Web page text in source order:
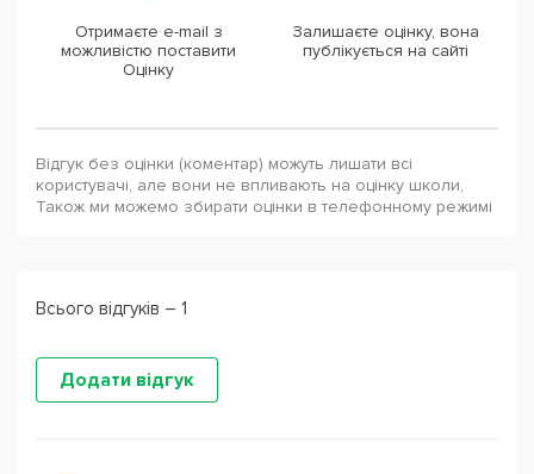
Отримаєте e-mail з
можливістю поставити
Оцінку
Залишаєте оцінку, вона
публікується на сайті
Відгук без оцінки (коментар) можуть лишати всі
користувачі, але вони не впливають на оцінку школи,
Також ми можемо збирати оцінки в телефонному режимі
Всього відгуків – 1
Додати відгук